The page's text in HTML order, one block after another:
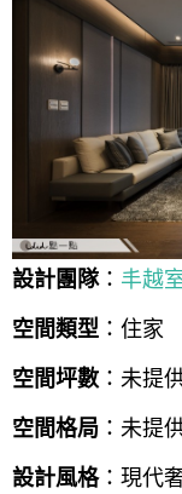
設計團隊： 丰越
空間類型 ：住家
空間坪數 ：未提
空間格局 ：未提
設計風格：現代